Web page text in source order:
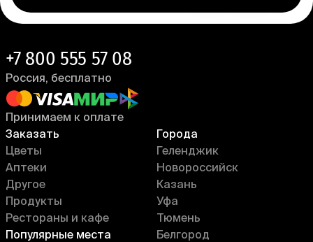
Заказать
Цветы
Аптеки
Другое
Продукты
Рестораны и кафе
Популярные места
Города
Геленджик
Новороссийск
Казань
Уфа
Тюмень
Белгород
+7 800 555 57 08
Россия, бесплатно
Принимаем к оплате